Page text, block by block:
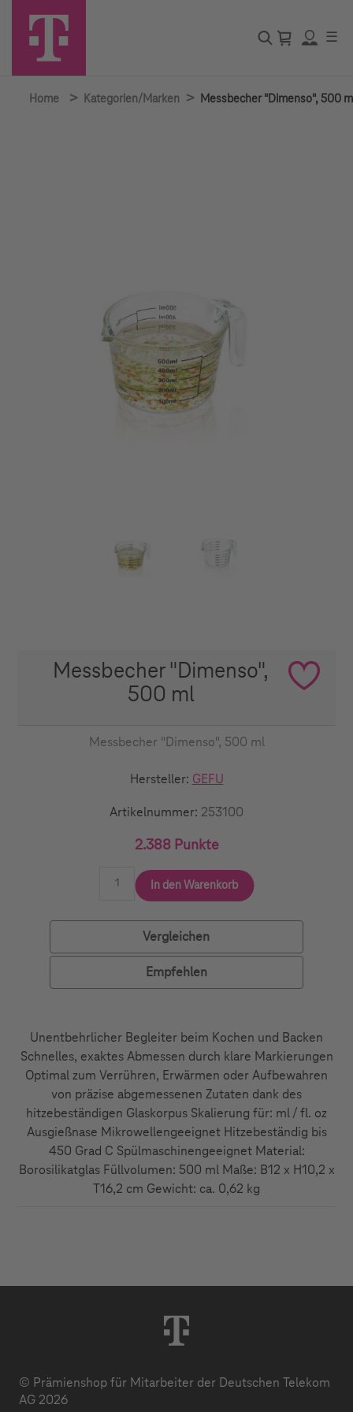
☰
Home > Kategorien/Marken > Messbecher "Dimenso", 500
Messbecher "Dimenso",
500 ml
Messbecher "Dimenso", 500 ml
Hersteller: GEFU
Artikelnummer: 253100
2.388 Punkte
In den Warenkorb
Vergleichen
Empfehlen
Unentbehrlicher Begleiter beim Kochen und Backen
Schnelles, exaktes Abmessen durch klare Markierungen
Optimal zum Verrühren, Erwärmen oder Aufbewahren
von präzise abgemessenen Zutaten dank des
hitzebeständigen Glaskorpus Skalierung für: ml / fl. oz
Ausgießnase Mikrowellengeeignet Hitzebeständig bis
450 Grad C Spülmaschinengeeignet Material:
Borosilikatglas Füllvolumen: 500 ml Maße: B12 x H10,2 x
T16,2 cm Gewicht: ca. 0,62 kg
© Prämienshop für Mitarbeiter der Deutschen Telekom
AG 2026